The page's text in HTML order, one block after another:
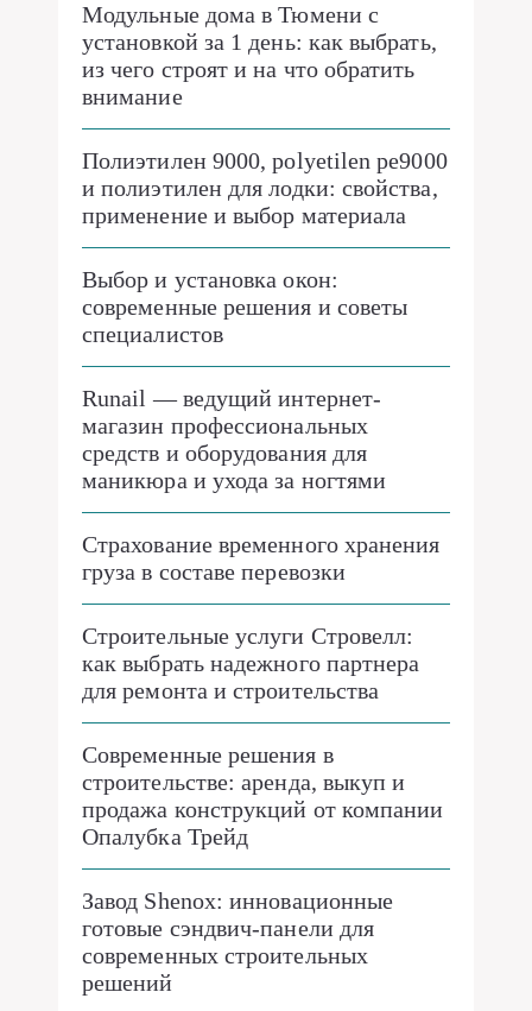
Модульные дома в Тюмени с
установкой за 1 день: как выбрать,
из чего строят и на что обратить
внимание
Полиэтилен 9000, polyetilen pe9000
и полиэтилен для лодки: свойства,
применение и выбор материала
Выбор и установка окон:
современные решения и советы
специалистов
Runail — ведущий интернет-
магазин профессиональных
средств и оборудования для
маникюра и ухода за ногтями
Страхование временного хранения
груза в составе перевозки
Строительные услуги Стровелл:
как выбрать надежного партнера
для ремонта и строительства
Современные решения в
строительстве: аренда, выкуп и
продажа конструкций от компании
Опалубка Трейд
Завод Shenox: инновационные
готовые сэндвич-панели для
современных строительных
решений